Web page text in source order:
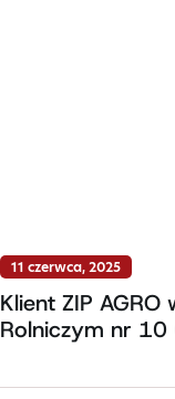
11 czerwca, 2025
Klient ZIP
Rolniczym nr